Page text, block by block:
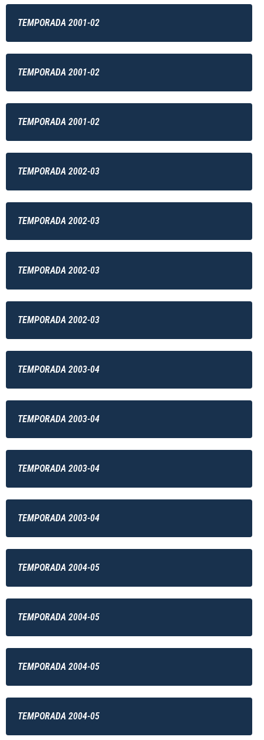
TEMPORADA 2001-02
TEMPORADA 2001-02
TEMPORADA 2001-02
TEMPORADA 2002-03
TEMPORADA 2002-03
TEMPORADA 2002-03
TEMPORADA 2002-03
TEMPORADA 2003-04
TEMPORADA 2003-04
TEMPORADA 2003-04
TEMPORADA 2003-04
TEMPORADA 2004-05
TEMPORADA 2004-05
TEMPORADA 2004-05
TEMPORADA 2004-05